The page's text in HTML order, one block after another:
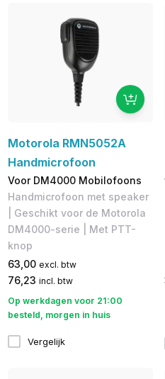
Motorola RMN5052A
Handmicrofoon
Voor DM4000 Mobilofoons
Handmicrofoon met speaker
| Geschikt voor de Motorola
DM4000-serie | Met PTT-
knop
63,00 excl. btw
76,23 incl. btw
Op werkdagen voor 21:00
besteld, morgen in huis
Vergelijk